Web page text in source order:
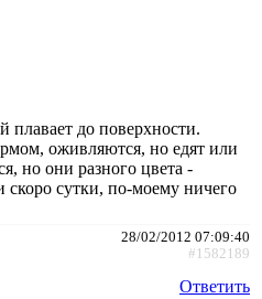
плавает до поверхности.
оживляются, но едят или
но они разного цвета -
сутки, по-моему ничего
28/02/2012 07:09:40
#1582189
Ответить